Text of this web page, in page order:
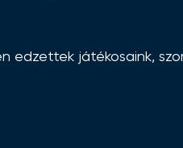
edzettek játékosaink,